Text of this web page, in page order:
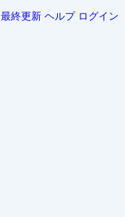
最終更新 ヘルプ ログイン